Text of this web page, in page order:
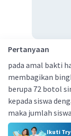
Pertanyaan
pada amal bakti
membagikan
berupa 72 botol
kepada siswa
maka jumlah
Ikuti